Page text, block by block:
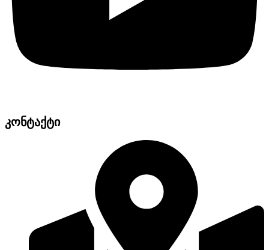
კონტაქტი